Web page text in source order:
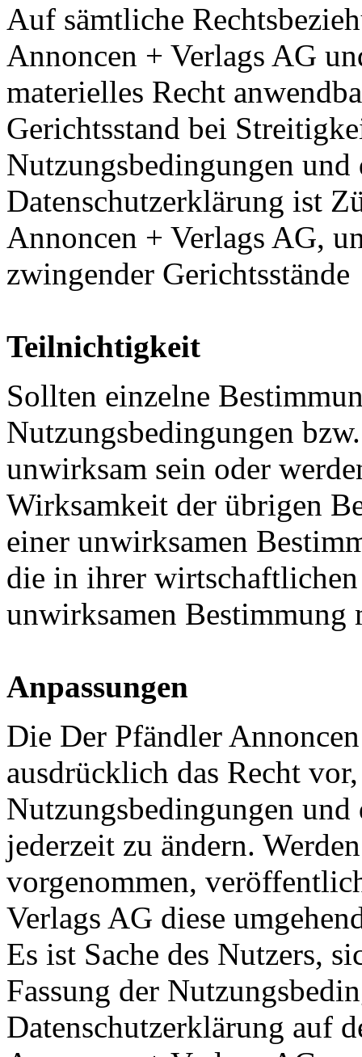
Auf sämtliche
Annoncen + Verlags AG
materielles Recht
Gerichtsstand bei
Nutzungsbedingungen
Datenschutzerklärung ist
Annoncen + Verlags AG,
zwingender Gerichtsstände
Teilnichtigkeit
Sollten einzelne
Nutzungsbedingungen
unwirksam sein oder
Wirksamkeit der übrigen
einer unwirksamen
die in ihrer
unwirksamen Bestimmung
Anpassungen
Die Der Pfändler
ausdrücklich das Recht
Nutzungsbedingungen
jederzeit zu ändern.
vorgenommen,
Verlags AG diese
Es ist Sache des Nutzers,
Fassung der
Datenschutzerklärung auf